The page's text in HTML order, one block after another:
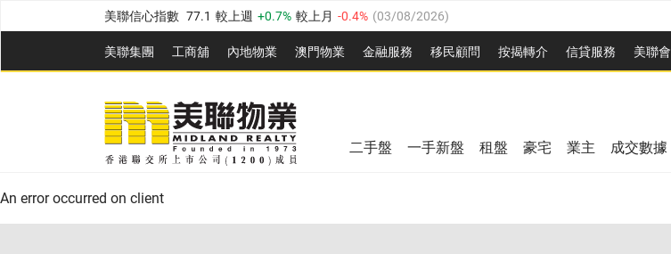
美聯信心指數 77.1 較上週 0.7% 較上月 -0.4% (03/08/2026)
全港樓價指數 149.1 較上週 0% 較上月 0.4% (03/08/2026)
港島樓價指數 157.4 較上週 -0.3% 較上月 -0.8% (03/08/2026)
九龍樓價指數 156.4 較上週 -0.1%
新界樓價指數 134.8 較上週 0.1% 0.9% 03/08/2026
美聯信心指數 77.1 較上週 0.7% 較上月
美聯集團 工商舖 內地物業 澳門物業 金融服務 移民顧問 按揭轉介 信貸服務 美聯會
全港樓價指數 149.1 較上週 0% 較上月
二手盤 一手新盤 租盤 豪宅 業主 成交數據
An error occurred on client